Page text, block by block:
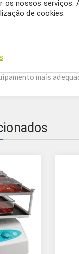
min, 0-80 rpm ou
os volumes e
mais
os nossos serviços.
de cookies.